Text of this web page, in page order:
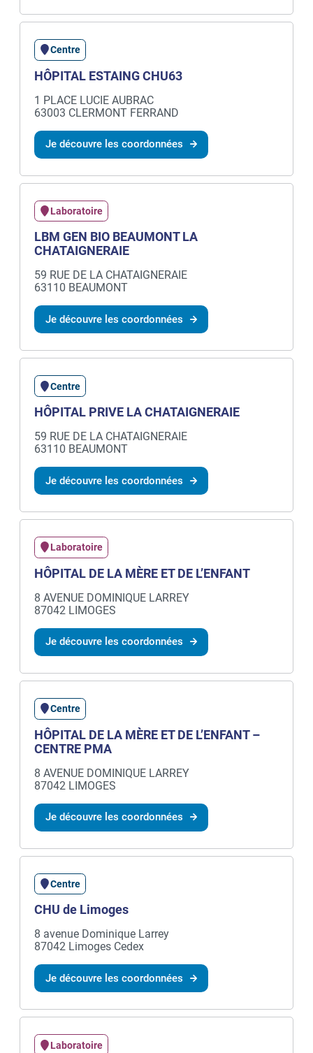
Centre
HÔPITAL ESTAING CHU63
1 PLACE LUCIE AUBRAC
63003 CLERMONT FERRAND
Je découvre les coordonnées
Laboratoire
LBM GEN BIO BEAUMONT LA
CHATAIGNERAIE
59 RUE DE LA CHATAIGNERAIE
63110 BEAUMONT
Je découvre les coordonnées
Centre
HÔPITAL PRIVE LA CHATAIGNERAIE
59 RUE DE LA CHATAIGNERAIE
63110 BEAUMONT
Je découvre les coordonnées
Laboratoire
HÔPITAL DE LA MÈRE ET DE L’ENFANT
8 AVENUE DOMINIQUE LARREY
87042 LIMOGES
Je découvre les coordonnées
Centre
HÔPITAL DE LA MÈRE ET DE L’ENFANT –
CENTRE PMA
8 AVENUE DOMINIQUE LARREY
87042 LIMOGES
Je découvre les coordonnées
Centre
CHU de Limoges
8 avenue Dominique Larrey
87042 Limoges Cedex
Je découvre les coordonnées
Laboratoire